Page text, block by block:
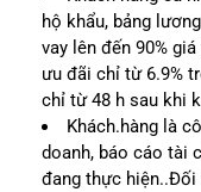
hộ khẩu, bảng
vay lên đến 90%
ưu đãi chỉ từ 6.9%
chỉ từ 48 h sau khi
Khách.hàng là
doanh, báo cáo tài
đang thực hiện..Đối